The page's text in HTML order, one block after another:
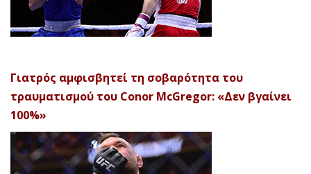
Γιατρός αμφισβητεί τη σοβαρότητα του
τραυματισμού του Conor McGregor: «Δεν βγαίνει
100%»